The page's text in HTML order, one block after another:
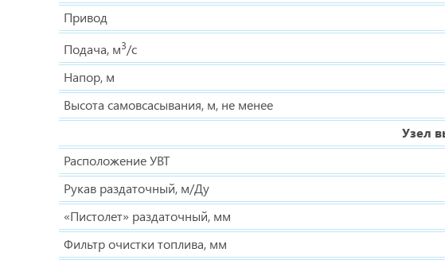
Привод
Подача, м3/с
Напор, м
Высота самовсасывания, м, не менее
Узел
Расположение УВТ
Рукав раздаточный, м/Ду
«Пистолет» раздаточный, мм
Фильтр очистки топлива, мм